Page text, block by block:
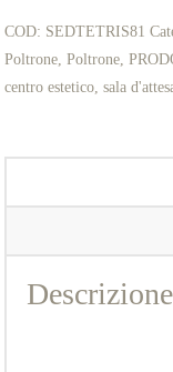
COD: SEDTETRIS81
Poltrone,Poltrone,
centro estetico,sala
Descrizione